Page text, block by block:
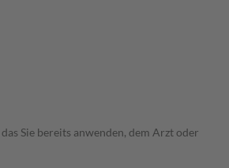
Sie bereits anwenden, dem Arzt oder